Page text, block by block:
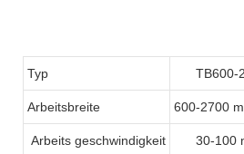
Typ TB600-
Arbeitsbreite 600-2700
Arbeits geschwindigkeit 30-100